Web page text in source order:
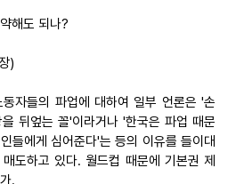
해도 되나?
)
자들의 파업에 대하여 일부 언론은 '손
뒤엎는 꼴'이라거나 '한국은 파업 때문
들에게 심어준다'는 등의 이유를 들이대
도하고 있다. 월드컵 때문에 기본권 제
.